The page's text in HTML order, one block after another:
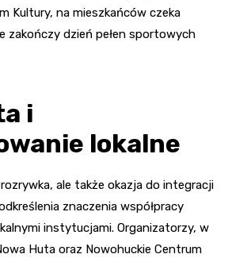
Kultury, na mieszkańców czeka
zakończy dzień pełen sportowych
i
lokalne
ale także okazja do integracji
znaczenia współpracy
instytucjami. Organizatorzy, w
Huta oraz Nowohuckie Centrum